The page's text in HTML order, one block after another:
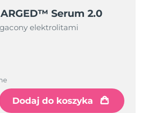
Serum 2.0
elektrolitami
Dodaj do koszyka